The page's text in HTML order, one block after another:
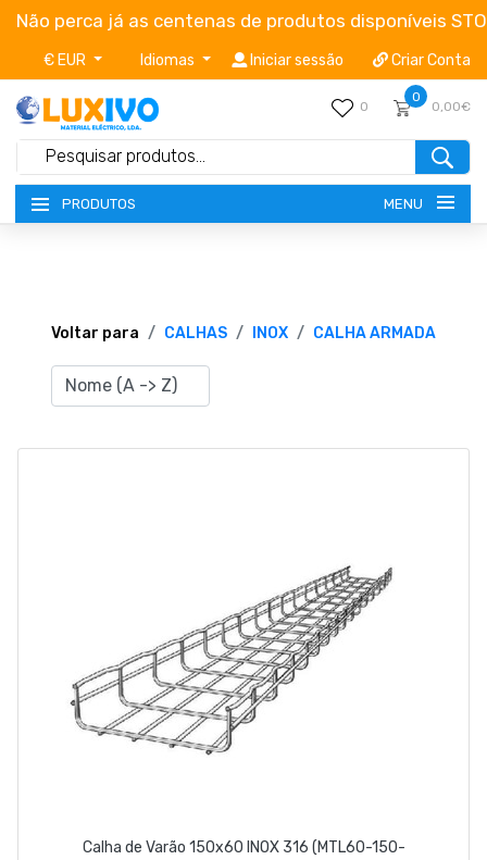
Não perca já as centenas de produtos disponíveis
€ EUR Idiomas Iniciar sessão Criar Conta
0
0
0,00€
PRODUTOS MENU
TERMOS E CONDIÇÕES
CATÁLOGOS
geral@luxivo.pt
Voltar para CALHAS INOX CALHA ARMADA
Calha de Varão 150x60 INOX 316 (MTL60-150-